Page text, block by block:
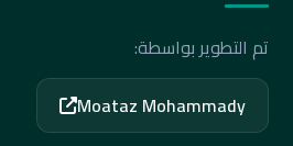
تم التطوير بواسطة:
Moataz Mohammady